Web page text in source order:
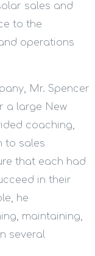
sales and
to the
operations
Mr. Spencer
a large New
coaching,
to sales
that each had
in their
he
maintaining,
several